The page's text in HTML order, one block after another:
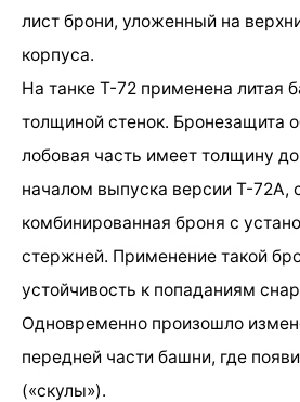
лист брони, уложенный на
корпуса.
На танке Т-72 применена литая
толщиной стенок. Бронезащита
лобовая часть имеет толщину
началом выпуска версии Т-72А,
комбинированная броня с
стержней. Применение такой
устойчивость к попаданиям
Одновременно произошло
передней части башни, где
(«скулы»).